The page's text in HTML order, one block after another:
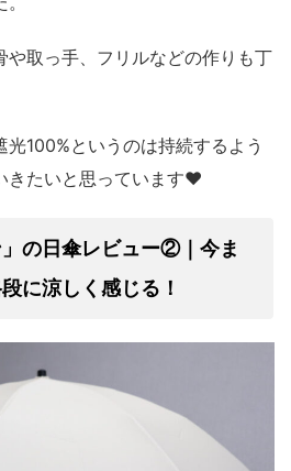
や取っ手、フリルなどの作りも丁
100%というのは持続するよう
きたいと思っています♥
」の日傘レビュー②｜今ま
に涼しく感じる！